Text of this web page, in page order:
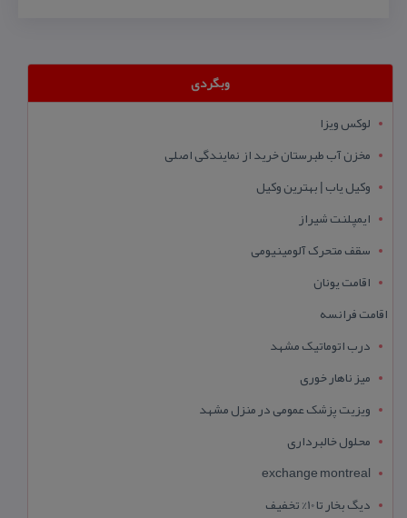
وبگردی
لوکس ویزا
مخزن آب طبرستان خرید از نمایندگی اصلی
وکیل یاب | بهترین وکیل
ایمپلنت شیراز
سقف متحرک آلومینیومی
اقامت یونان
اقامت فرانسه
درب اتوماتیک مشهد
میز ناهار خوری
ویزیت پزشک عمومی در منزل مشهد
محلول خالبرداری
exchange montreal
دیگ بخار تا 10% تخفیف